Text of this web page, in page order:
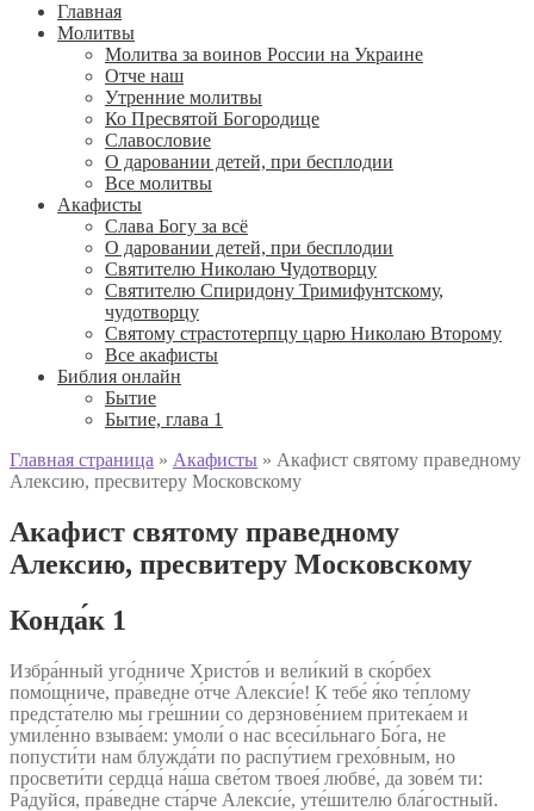
Главная
Молитвы
Молитва за воинов России на Украине
Отче наш
Утренние молитвы
Ко Пресвятой Богородице
Славословие
О даровании детей, при бесплодии
Вcе молитвы
Акафисты
Слава Богу за всё
О даровании детей, при бесплодии
Святителю Николаю Чудотворцу
Святителю Спиридону Тримифунтскому,
чудотворцу
Святому страстотерпцу царю Николаю Второму
Все акафисты
Библия онлайн
Бытие
Бытие, глава 1
Главная страница » Акафисты » Акафист святому праведному
Алексию, пресвитеру Московскому
Акафист святому праведному
Алексию, пресвитеру Московскому
Конда́к 1
Избра́нный уго́дниче Христо́в и вели́кий в ско́рбех
помо́щниче, пра́ведне о́тче Алекси́е! К тебе́ я́ко те́плому
предста́телю мы гре́шнии со дерзнове́нием притека́ем и
умиле́нно взыва́ем: умоли́ о нас всеси́льнаго Бо́га, не
попусти́ти нам блужда́ти по распу́тием грехо́вным, но
просвети́ти сердца́ на́ша све́том твоея́ любве́, да зове́м ти:
Ра́дуйся, пра́ведне ста́рче Алекси́е, уте́шителю бла́гостный.